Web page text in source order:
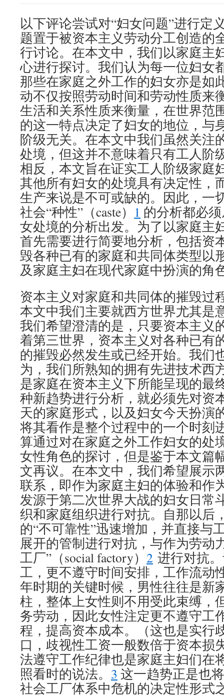
以下评论尝试对“妇女问题”进行定
题置于被资本主义劳动分工创造的
行讨论。在本文中，我们以家庭主
心进行探讨。我们认为每一位妇女
那些在家庭之外工作的妇女亦是如
动不仅按照劳动时间和劳动性质来
生活和关系性质来衡量，在世界范
的这一特点决定了妇女的地位，与
阶级无关。在本文中我们虽然关注
处境，但这并不意味着只有工人阶
相反，本文旨在证实工人阶级家庭
其他所有妇女的处境具有决定性，
生产来说是不可或缺的。因此，一
社会“种性”（caste） 1 的分析都必
女处境的分析出发。为了以家庭主
首先需要进行简要地分析，包括资
毁各种已有的家庭和共同体类型以
及家庭主妇在现代家庭中扮演的角
资本主义对家庭和共同体的摧毁过
本文中我们主要就西方世界尤其是
我们希望澄清的是，只要资本主义
着第三世界，资本主义对各种已有
的摧毁必然发生或已经开始。我们
为，我们所熟知的拥有先进技术西
是家庭在资本主义下所能呈现的最
种新趋势进行分析，就必须先对资
天的家庭形式，以及妇女今天扮演
将其看作是整个过程中的一个时刻
算通过对在家庭之外工作妇女的处
女性角色的探讨，但是鉴于本文篇
文再议。在本文中，我们希望展示
联系，即作为家庭主妇的体验和作
发源于第二次世界大战的妇女日常
织和家庭组织进行对抗。自那以后
的“不可靠性”迅速增加，并直接与
展开的管制进行对抗，与作为劳动
工厂”（social factory） 2 进行对抗
工，更不遵守时间安排，工作流动
年时期的关键时候，男性往往是新
柱，整体上女性则不用受此束缚，
务劳动，因此女性注定更不遵守工
程，提高资本成本。（这也是实行
口，歧视性工资一般数倍于资本损
法遵守工作纪律也是家庭主妇们在
照看时的说法。 3 这一趋势正是也
社会工厂体系中危机的决定性形式